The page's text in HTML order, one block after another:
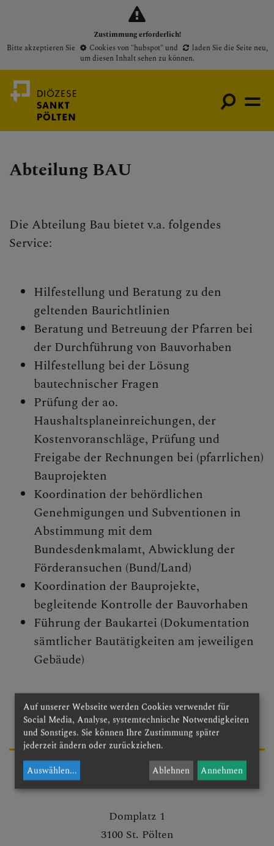
Zustimmung erforderlich!
Bitte akzeptieren Sie
Cookies von "hubspot"und laden Sie die Seite neu,
um diesen Inhalt sehen zu können.
Medienportal
Gottesdienste
Pfarren
Veranstaltungen
Jobbörse
Pfarrservice
FRAGEN
GLAUBEN
ERLEBEN
MITMACHEN
BEGEGNEN
Begegnungstage
Seelsorge
Bischof
Personen
Ordinariatskanzlei
Wirtschafts- &
Personalmanagement
Abteilungen
Kommunikation
Kirchenmusik
Abteilung BAU
Die Abteilung Bau bietet v.a. folgendes
Service:
Hilfestellung und Beratung zu den
geltenden Baurichtlinien
Beratung und Betreuung der Pfarren bei
der Durchführung von Bauvorhaben
Hilfestellung bei der Lösung
bautechnischer Fragen
Prüfung der ao.
Haushaltsplaneinreichungen, der
Kostenvoranschläge, Prüfung und
Freigabe der Rechnungen bei (pfarrlichen)
Bauprojekten
Koordination der behördlichen
Genehmigungen und Subventionen in
Abstimmung mit dem
Bundesdenkmalamt, Abwicklung der
Förderansuchen (Bund/Land)
Koordination der Bauprojekte,
begleitende Kontrolle der Bauvorhaben
Führung der Baukartei (Dokumentation
sämtlicher Bautätigkeiten am jeweiligen
Gebäude)
Bau
Domplatz 1
3100 St. Pölten
Auf unserer Webseite werden Cookies verwendet für
Social Media, Analyse, systemtechnische Notwendigkeiten
und Sonstiges. Sie können Ihre Zustimmung später
jederzeit ändern oder zurückziehen.
Auswählen... Ablehnen Annehmen